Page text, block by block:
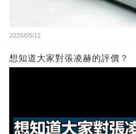
2026/05/12
想知道大家對張凌赫的評價？